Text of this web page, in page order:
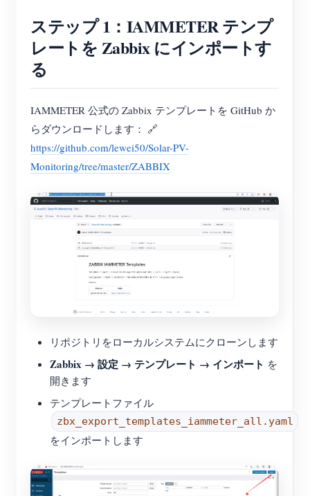
ステップ 1：IAMMETER テンプ
レートを Zabbix にインポートす
る
IAMMETER 公式の Zabbix テンプレートを GitHub か
らダウンロードします： 🔗
https://github.com/lewei50/Solar-PV-
Monitoring/tree/master/ZABBIX
リポジトリをローカルシステムにクローンします
Zabbix → 設定 → テンプレート → インポート を
開きます
テンプレートファイル
zbx_export_templates_iammeter_all.yaml
をインポートします